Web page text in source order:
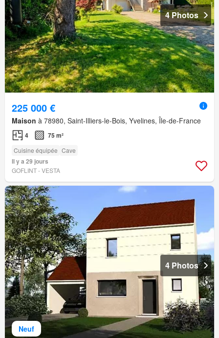
4 Photos
225 000 €
Maison à 78980, Saint-Illiers-le-Bois, Yvelines, Île-de-France
4 75 m²
Cuisine équipée Cave
Il y a 29 jours
GOFLINT - VESTA
Neuf
4 Photos